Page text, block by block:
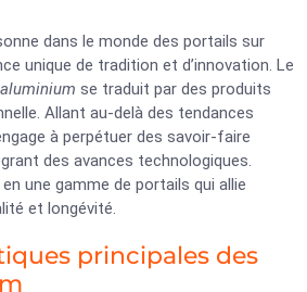
dans le monde des portails sur
unique de tradition et d’innovation. Le
aluminium se traduit par des produits
Allant au-delà des tendances
à perpétuer des savoir-faire
des avances technologiques.
une gamme de portails qui allie
et longévité.
principales des